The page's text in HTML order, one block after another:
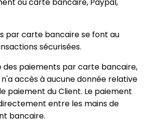
par carte bancaire se font au
sécurisées.
des paiements par carte bancaire,
accès à aucune donnée relative
paiement du Client. Le paiement
entre les mains de
bancaire.